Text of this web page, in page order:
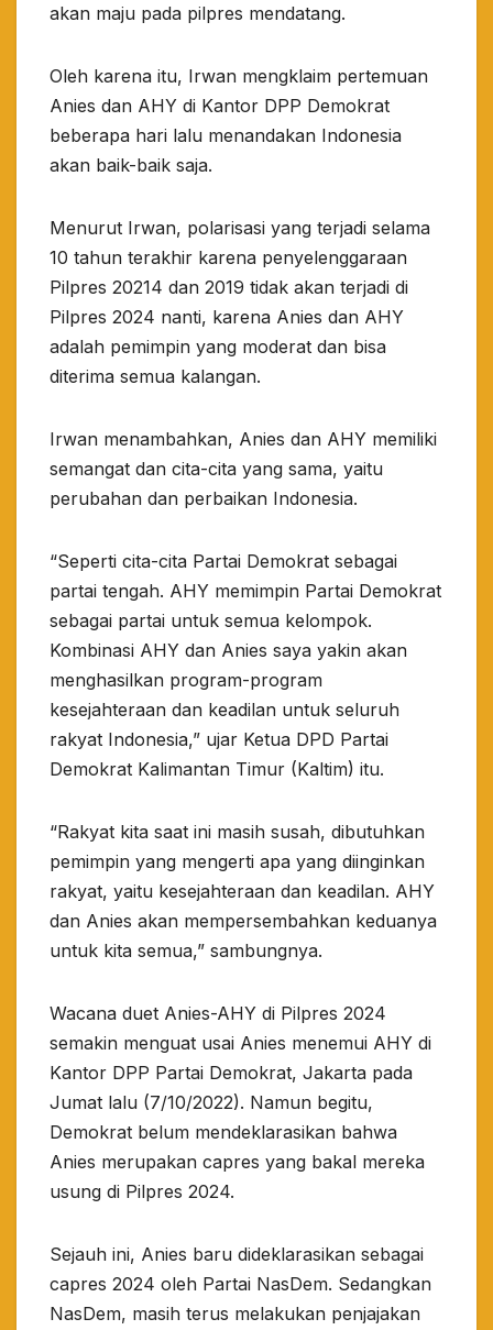
akan maju pada pilpres mendatang.
Oleh karena itu, Irwan mengklaim pertemuan
Anies dan AHY di Kantor DPP Demokrat
beberapa hari lalu menandakan Indonesia
akan baik-baik saja.
Menurut Irwan, polarisasi yang terjadi selama
10 tahun terakhir karena penyelenggaraan
Pilpres 20214 dan 2019 tidak akan terjadi di
Pilpres 2024 nanti, karena Anies dan AHY
adalah pemimpin yang moderat dan bisa
diterima semua kalangan.
Irwan menambahkan, Anies dan AHY memiliki
semangat dan cita-cita yang sama, yaitu
perubahan dan perbaikan Indonesia.
“Seperti cita-cita Partai Demokrat sebagai
partai tengah. AHY memimpin Partai Demokrat
sebagai partai untuk semua kelompok.
Kombinasi AHY dan Anies saya yakin akan
menghasilkan program-program
kesejahteraan dan keadilan untuk seluruh
rakyat Indonesia,” ujar Ketua DPD Partai
Demokrat Kalimantan Timur (Kaltim) itu.
“Rakyat kita saat ini masih susah, dibutuhkan
pemimpin yang mengerti apa yang diinginkan
rakyat, yaitu kesejahteraan dan keadilan. AHY
dan Anies akan mempersembahkan keduanya
untuk kita semua,” sambungnya.
Wacana duet Anies-AHY di Pilpres 2024
semakin menguat usai Anies menemui AHY di
Kantor DPP Partai Demokrat, Jakarta pada
Jumat lalu (7/10/2022). Namun begitu,
Demokrat belum mendeklarasikan bahwa
Anies merupakan capres yang bakal mereka
usung di Pilpres 2024.
Sejauh ini, Anies baru dideklarasikan sebagai
capres 2024 oleh Partai NasDem. Sedangkan
NasDem, masih terus melakukan penjajakan